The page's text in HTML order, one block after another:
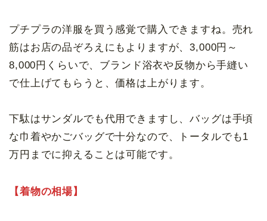
プチプラの洋服を買う感覚で購入できますね。売れ
筋はお店の品ぞろえにもよりますが、3,000円～
8,000円くらいで、ブランド浴衣や反物から手縫い
で仕上げてもらうと、価格は上がります。
下駄はサンダルでも代用できますし、バッグは手頃
な巾着やかごバッグで十分なので、トータルでも1
万円までに抑えることは可能です。
【着物の相場】